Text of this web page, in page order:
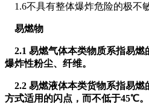
1.6不具有整体爆炸危险的极不
易燃物
2.1 易燃气体本类物质系指易
爆炸性粉尘、纤维。
2.2 易燃液体本类货物系指易燃
方式适用的闪点，而不低于45℃。